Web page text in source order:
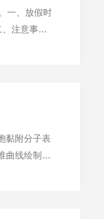
一、放假时
注意事项
黏附分子表
曲线绘制：